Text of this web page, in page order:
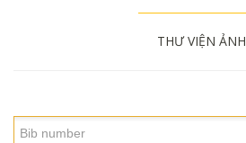
THƯ VIỆN ẢNH